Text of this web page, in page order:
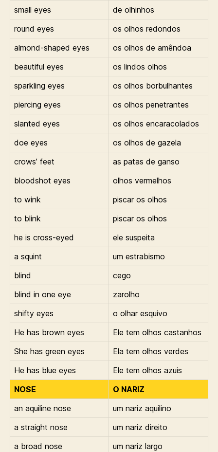
small eyes
de olhinhos
round eyes
os olhos redondos
almond-shaped eyes
os olhos de amêndoa
beautiful eyes
os lindos olhos
sparkling eyes
os olhos borbulhantes
piercing eyes
os olhos penetrantes
slanted eyes
os olhos encaracolados
doe eyes
os olhos de gazela
crows’ feet
as patas de ganso
bloodshot eyes
olhos vermelhos
to wink
piscar os olhos
to blink
piscar os olhos
he is cross-eyed
ele suspeita
a squint
um estrabismo
blind
cego
blind in one eye
zarolho
shifty eyes
o olhar esquivo
He has brown eyes
Ele tem olhos castanhos
She has green eyes
Ela tem olhos verdes
He has blue eyes
Ele tem olhos azuis
NOSE
O NARIZ
an aquiline nose
um nariz aquilino
a straight nose
um nariz direito
a broad nose
um nariz largo